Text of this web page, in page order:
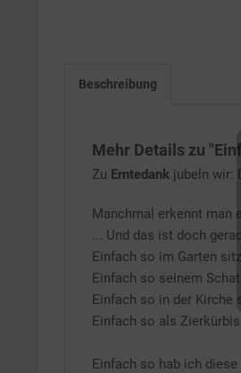
Beschreibung
Mehr Details zu
Zu Erntedank jubeln wir:
Manchmal erkennt man
... Und das ist doch
Einfach so im Garten
Einfach so seinem
Einfach so in der Kirche
Einfach so als
Einfach so hab ich